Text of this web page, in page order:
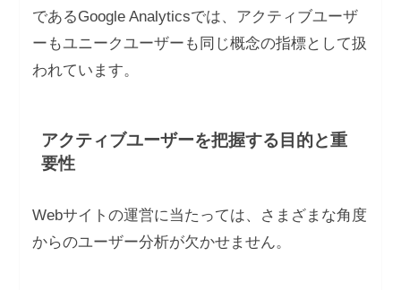
であるGoogle Analyticsでは、アクティブユーザ
ーもユニークユーザーも同じ概念の指標として扱
われています。
アクティブユーザーを把握する目的と重
要性
Webサイトの運営に当たっては、さまざまな角度
からのユーザー分析が欠かせません。